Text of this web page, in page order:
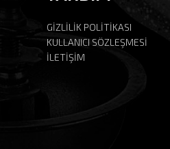
GİZLİLİK POLİTİKASI
KULLANICI SÖZLEŞMESİ
İLETİŞİM